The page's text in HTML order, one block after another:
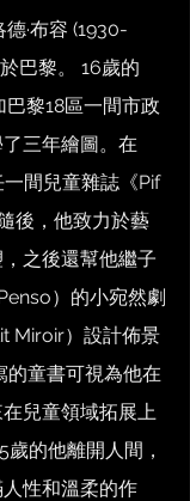
·布容 (1930-
巴黎。 16歲的
黎18區一間市政
三年繪圖。在
間兒童雜誌《Pif
後，他致力於藝
之後還幫他繼子
）的小宛然劇
Miroir）設計佈景
的童書可視為他在
兒童領域拓展上
的他離開人間，
性和溫柔的作